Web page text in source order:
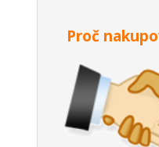
Proč